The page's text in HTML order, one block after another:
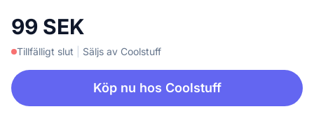
99 SEK
Tillfälligt slut Säljs av Coolstuff
Köp nu hos Coolstuff